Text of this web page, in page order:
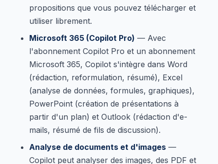
propositions que vous pouvez télécharger et
utiliser librement.
Microsoft 365 (Copilot Pro) — Avec
l'abonnement Copilot Pro et un abonnement
Microsoft 365, Copilot s'intègre dans Word
(rédaction, reformulation, résumé), Excel
(analyse de données, formules, graphiques),
PowerPoint (création de présentations à
partir d'un plan) et Outlook (rédaction d'e-
mails, résumé de fils de discussion).
Analyse de documents et d'images —
Copilot peut analyser des images, des PDF et